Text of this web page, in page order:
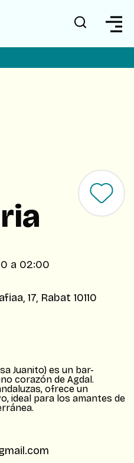
a 02:00
17, Rabat 10110
Juanito) es un bar-
corazón de Agdal.
ofrece un
ideal para los amantes de